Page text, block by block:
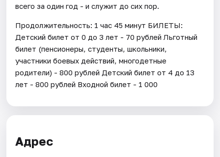
всего за один год - и служит до сих пор.
Продолжительность: 1 час 45 минут БИЛЕТЫ:
Детский билет от 0 до 3 лет - 70 рублей Льготный
билет (пенсионеры, студенты, школьники,
участники боевых действий, многодетные
родители) - 800 рублей Детский билет от 4 до 13
лет - 800 рублей Входной билет - 1 000
Адрес